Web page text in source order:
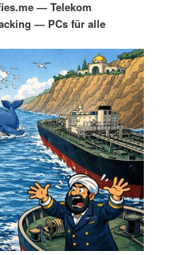
— Telekom
— PCs für alle